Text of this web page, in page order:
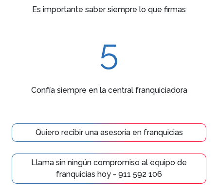
Es importante saber siempre lo que firmas
5
Confía siempre en la central franquiciadora
Quiero recibir una asesoría en franquicias
Llama sin ningún compromiso al equipo de
franquicias hoy - 911 592 106